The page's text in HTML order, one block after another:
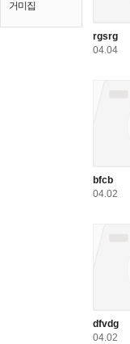
거미집
rgsrg
04.04
bfcb
04.02
dfvdg
04.02